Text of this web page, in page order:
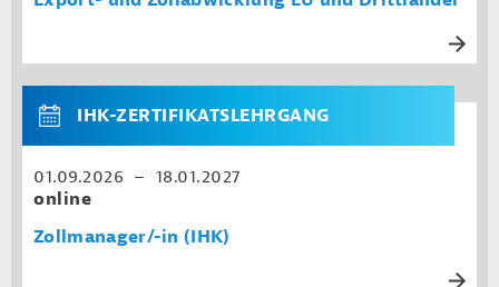
IHK-ZERTIFIKATSLEHRGANG
01.09.2026 – 18.01.2027
online
Zollmanager/-in (IHK)